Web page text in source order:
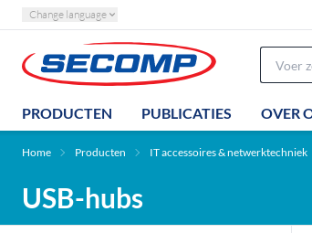
Change language
PRODUCTEN PUBLICATIES OVER
Home Producten IT accessoires & netwerktechniek
USB-hubs